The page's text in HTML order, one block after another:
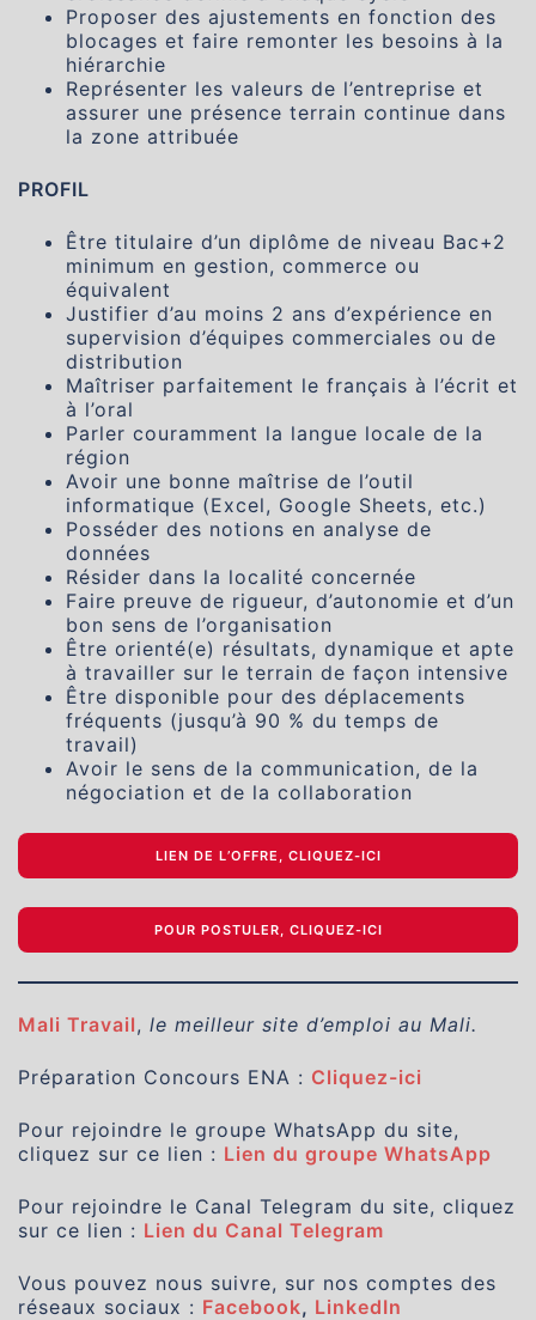
Proposer des ajustements en fonction des
blocages et faire remonter les besoins à la
hiérarchie
Représenter les valeurs de l’entreprise et
assurer une présence terrain continue dans
la zone attribuée
PROFIL
Être titulaire d’un diplôme de niveau Bac+2
minimum en gestion, commerce ou
équivalent
Justifier d’au moins 2 ans d’expérience en
supervision d’équipes commerciales ou de
distribution
Maîtriser parfaitement le français à l’écrit et
à l’oral
Parler couramment la langue locale de la
région
Avoir une bonne maîtrise de l’outil
informatique (Excel, Google Sheets, etc.)
Posséder des notions en analyse de
données
Résider dans la localité concernée
Faire preuve de rigueur, d’autonomie et d’un
bon sens de l’organisation
Être orienté(e) résultats, dynamique et apte
à travailler sur le terrain de façon intensive
Être disponible pour des déplacements
fréquents (jusqu’à 90 % du temps de
travail)
Avoir le sens de la communication, de la
négociation et de la collaboration
LIEN DE L’OFFRE, CLIQUEZ-ICI
POUR POSTULER, CLIQUEZ-ICI
Mali Travail, le meilleur site d’emploi au Mali.
Préparation Concours ENA : Cliquez-ici
Pour rejoindre le groupe WhatsApp du site,
cliquez sur ce lien : Lien du groupe WhatsApp
Pour rejoindre le Canal Telegram du site, cliquez
sur ce lien : Lien du Canal Telegram
Vous pouvez nous suivre, sur nos comptes des
réseaux sociaux : Facebook, LinkedIn